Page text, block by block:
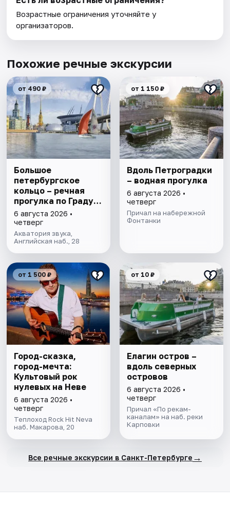
Возрастные ограничения уточняйте у
организаторов.
Похожие речные экскурсии
от 490 ₽
Большое
петербургское
кольцо – речная
прогулка пo Граду
на Неве с
авторской
экскурсией и живой
музыкой в тёплом
салоне теплохода
6 августа 2026 •
четверг
Акватория звука,
Английская наб., 28
от 1 150 ₽
Вдоль Петроградки
– водная прогулка
6 августа 2026 •
четверг
Причал на набережной
Фонтанки
от 1 500 ₽
Город-сказка,
город-мечта:
Культовый рок
нулевых на Неве
6 августа 2026 •
четверг
Теплоход Rock Hit Neva
наб. Макарова, 20
от 10 ₽
Елагин остров –
вдоль северных
островов
6 августа 2026 •
четверг
Причал «По рекам-
каналам» на наб. реки
Карповки
Все речные экскурсии в Санкт-Петербурге →